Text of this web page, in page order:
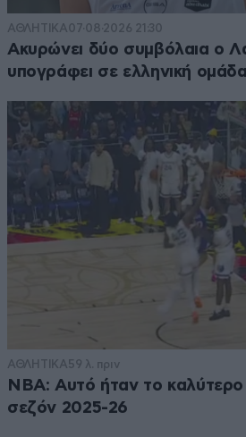
ΑΘΛΗΤΙΚΑ07·08·2026 21:30
Ακυρώνει δύο συμβόλαια ο
υπογράφει σε ελληνική
ΑΘΛΗΤΙΚΑ59 λ. πριν
NBA: Αυτό ήταν το
σεζόν 2025-26